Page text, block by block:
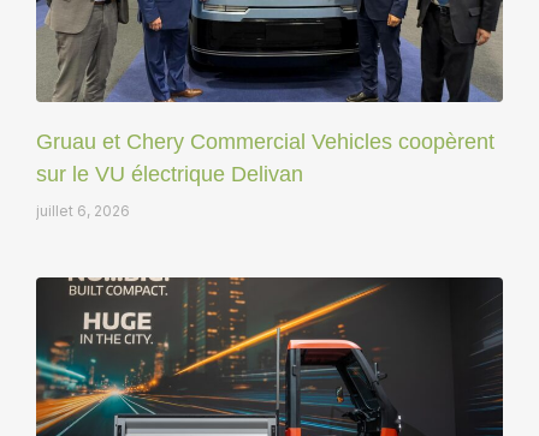
Gruau et Chery Commercial Vehicles coopèrent
sur le VU électrique Delivan
juillet 6, 2026